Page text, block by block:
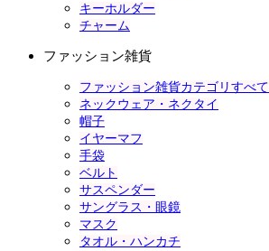
キーホルダー
チャーム
ファッション雑貨
ファッション雑貨カテゴリすべて
ネックウェア・ネクタイ
帽子
イヤーマフ
手袋
ベルト
サスペンダー
サングラス・眼鏡
マスク
タオル・ハンカチ